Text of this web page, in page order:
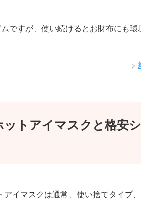
ですが、使い続けるとお財布にも環
トアイマスクと格安
アイマスクは通常、使い捨てタイプ